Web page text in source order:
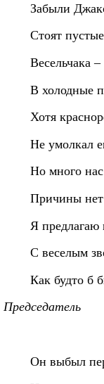
Забыли
Стоят
Весельчака
В холодные
Хотя
Не умолкал
Но много
Причины нет
Я предлагаю
С веселым
Как будто б
Председатель
Он выбыл